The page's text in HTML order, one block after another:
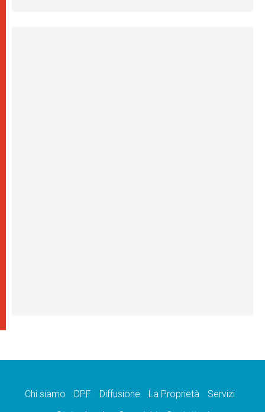
Chi siamo DPF Diffusione La Proprietà
Servizi